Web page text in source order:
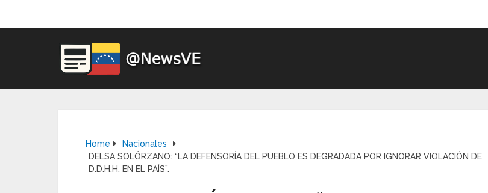
Home
Nacionales
DELSA SOLÓRZANO: “LA DEFENSORÍA DEL PUEBLO ES DEGRADADA POR IGNORAR VIOLACIÓN DE
D.D.H.H. EN EL PAÍS”.